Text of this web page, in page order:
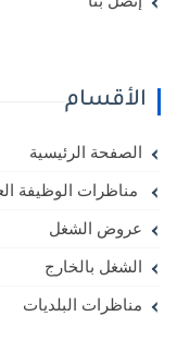
الأقسام
الصفحة الرئيسية
مناظرات الوظيفة
عروض الشغل
الشغل بالخارج
مناظرات البلديات